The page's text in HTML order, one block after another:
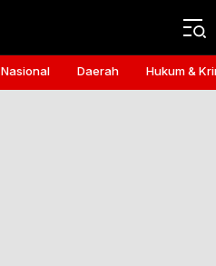
Nasional Daerah Hukum &